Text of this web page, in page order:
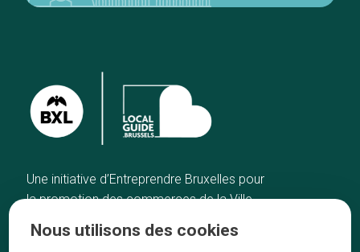
Une initiative d’Entreprendre Bruxelles pour
la promotion des commerces de la Ville
Accueil
Artisans
Nous utilisons des cookies